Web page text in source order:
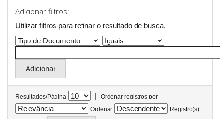
Adicionar filtros:
Utilizar filtros para refinar o resultado de busca.
Resultados/Página |
Ordenar registros por
Ordenar
Registro(s)